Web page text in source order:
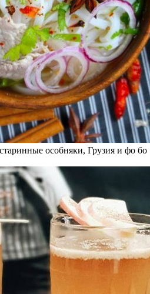
особняки, Грузия и фо бо